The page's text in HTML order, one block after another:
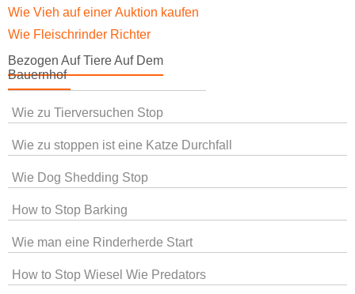
Wie Vieh auf einer Auktion kaufen
Wie Fleischrinder Richter
Bezogen Auf Tiere Auf Dem
Bauernhof
Wie zu Tierversuchen Stop
Wie zu stoppen ist eine Katze Durchfall
Wie Dog Shedding Stop
How to Stop Barking
Wie man eine Rinderherde Start
How to Stop Wiesel Wie Predators